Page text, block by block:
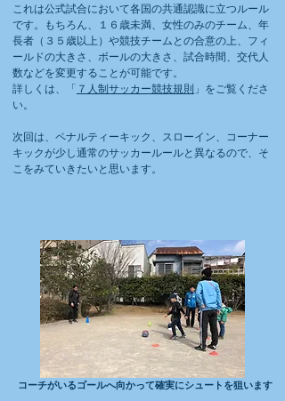
これは公式試合において各国の共通認識に立つルール
です。もちろん、１６歳未満、女性のみのチーム、年
長者（３５歳以上）や競技チームとの合意の上、フィ
ールドの大きさ、ボールの大きさ、試合時間、交代人
数などを変更することが可能です。
​詳しくは、「 ７人制サッカー競技規則 」をご覧くださ
い。
​次回は、ペナルティーキック、スローイン、コーナー
キックが少し通常のサッカールールと異なるので、そ
こをみていきたいと思います。
コーチがいるゴールへ向かって確実にシュートを狙います